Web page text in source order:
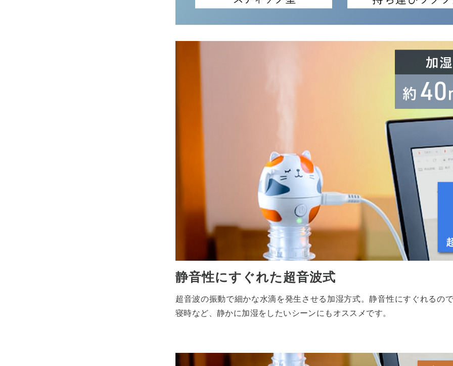
静音性にすぐれた超音波式
超音波の振動で細かな水滴を発生させる加湿方式。静音性にすぐれるの
寝時など、静かに加湿をしたいシーンにもオススメです。